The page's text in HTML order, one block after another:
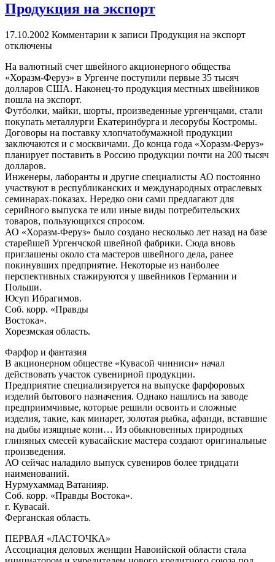
Продукция на экспорт
17.10.2002 Комментарии к записи Продукция на экспорт
отключены
На валютный счет швейного акционерного общества
«Хоразм-Феруз» в Ургенче поступили первые 35 тысяч
долларов США. Наконец-то продукция местных швейников
пошла на экспорт.
Футболки, майки, шорты, произведенные ургенчцами, стали
покупать металлурги Екатеринбурга и лесорубы Костромы.
Договоры на поставку хлопчатобумажной продукции
заключаются и с москвичами. До конца года «Хоразм-Феруз»
планирует поставить в Россию продукции почти на 200 тысяч
долларов.
Инженеры, лаборанты и другие специалисты АО постоянно
участвуют в республиканских и международных отраслевых
семинарах-показах. Нередко они сами предлагают для
серийного выпуска те или иные виды потребительских
товаров, пользующихся спросом.
АО «Хоразм-Феруз» было создано несколько лет назад на базе
старейшей Ургенчской швейной фабрики. Сюда вновь
приглашены около ста мастеров швейного дела, ранее
покинувших предприятие. Некоторые из наиболее
перспективных стажируются у швейников Германии и
Польши.
Юсуп Ибрагимов.
Соб. корр. «Правды
Востока».
Хорезмская область.
Фарфор и фантазия
В акционерном обществе «Кувасой чинниси» начал
действовать участок сувенирной продукции.
Предприятие специализируется на выпуске фарфоровых
изделий бытового назначения. Однако нашлись на заводе
предприимчивые, которые решили освоить и сложные
изделия, такие, как минарет, золотая рыбка, афанди, вставшие
на дыбы изящные кони… Из обыкновенных природных
глиняных смесей кувасайские мастера создают оригинальные
произведения.
АО сейчас наладило выпуск сувениров более тридцати
наименований.
Нурмухаммад Ватанияр.
Соб. корр. «Правды Востока».
г. Кувасай.
Ферганская область.
ПЕРВАЯ «ЛАСТОЧКА»
Ассоциация деловых женщин Навоийской области стала